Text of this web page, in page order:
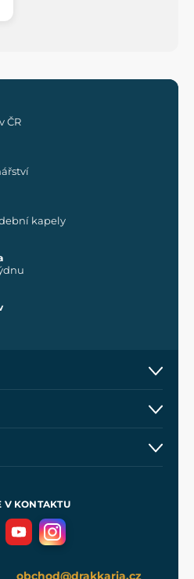
ČR
kapely
V KONTAKTU
obchod@drakkaria.cz